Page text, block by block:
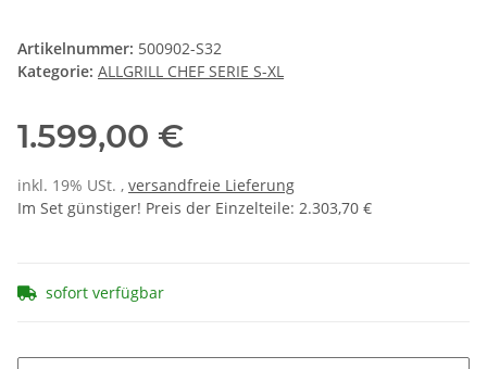
Artikelnummer: 500902-S32
Kategorie: ALLGRILL CHEF SERIE S-XL
1.599,00 €
inkl. 19% USt. , versandfreie Lieferung
Im Set günstiger! Preis der Einzelteile: 2.303,70 €
sofort verfügbar